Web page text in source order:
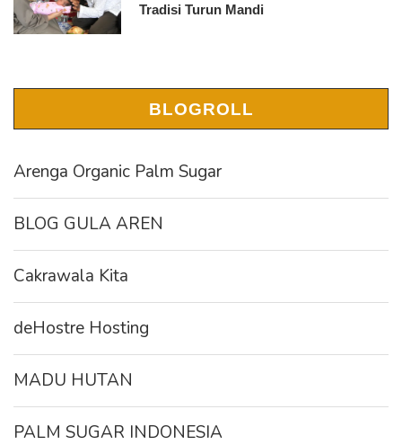
Tradisi Turun Mandi
BLOGROLL
Arenga Organic Palm Sugar
BLOG GULA AREN
Cakrawala Kita
deHostre Hosting
MADU HUTAN
PALM SUGAR INDONESIA